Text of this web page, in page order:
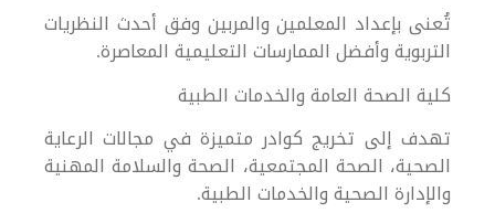
تُعنى بإعداد المعلمين والمربين وفق أحدث النظريات
التربوية وأفضل الممارسات التعليمية المعاصرة.
كلية الصحة العامة والخدمات الطبية
تهدف إلى تخريج كوادر متميزة في مجالات الرعاية
الصحية، الصحة المجتمعية، الصحة والسلامة المهنية
والإدارة الصحية والخدمات الطبية.